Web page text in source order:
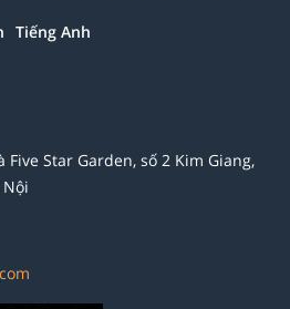
Tiếng Anh
Five Star Garden, số 2 Kim Giang,